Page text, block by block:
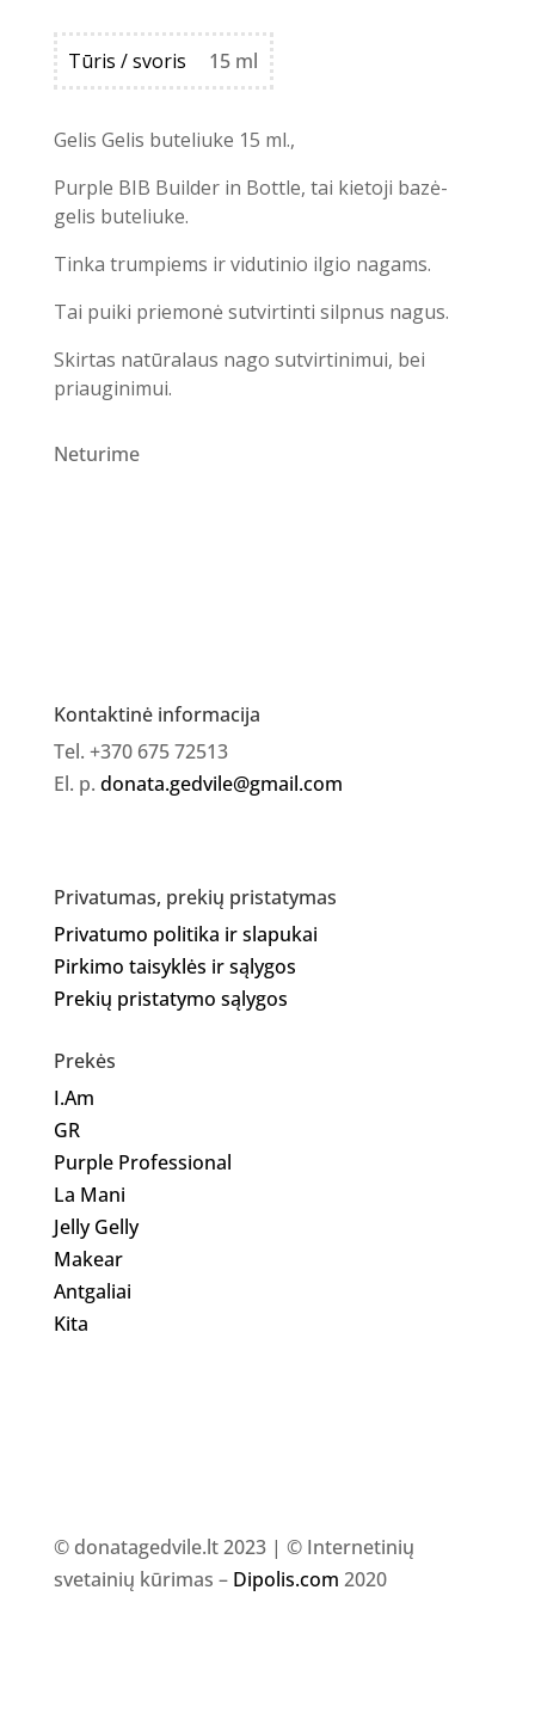
Tūris / svoris 15 ml
Gelis Gelis buteliuke 15 ml.,
Purple BIB Builder in Bottle, tai kietoji bazė-
gelis buteliuke.
Tinka trumpiems ir vidutinio ilgio nagams.
Tai puiki priemonė sutvirtinti silpnus nagus.
Skirtas natūralaus nago sutvirtinimui, bei
priauginimui.
Neturime
Kontaktinė informacija
Tel. +370 675 72513
El. p. donata.gedvile@gmail.com
Privatumas, prekių pristatymas
Privatumo politika ir slapukai
Pirkimo taisyklės ir sąlygos
Prekių pristatymo sąlygos
Prekės
I.Am
GR
Purple Professional
La Mani
Jelly Gelly
Makear
Antgaliai
Kita
© donatagedvile.lt 2023 | © Internetinių
svetainių kūrimas – Dipolis.com 2020